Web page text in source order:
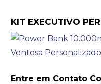
KIT EXECUTIVO
Entre em Contato